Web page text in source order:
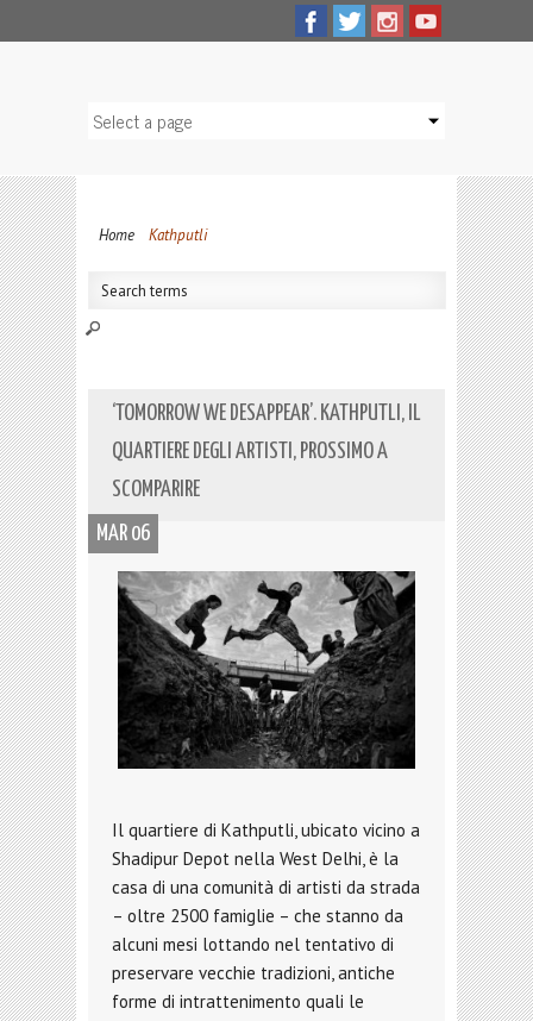
Home Kathputli
‘TOMORROW WE DESAPPEAR’. KATHPUTLI, IL
QUARTIERE DEGLI ARTISTI, PROSSIMO A
SCOMPARIRE
MAR 06
Il quartiere di Kathputli, ubicato vicino a
Shadipur Depot nella West Delhi, è la
casa di una comunità di artisti da strada
– oltre 2500 famiglie – che stanno da
alcuni mesi lottando nel tentativo di
preservare vecchie tradizioni, antiche
forme di intrattenimento quali le